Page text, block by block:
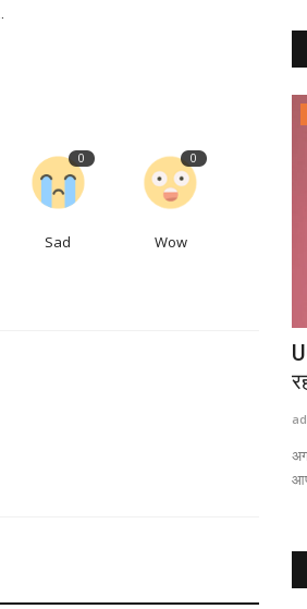
0
Sad
0
Wow